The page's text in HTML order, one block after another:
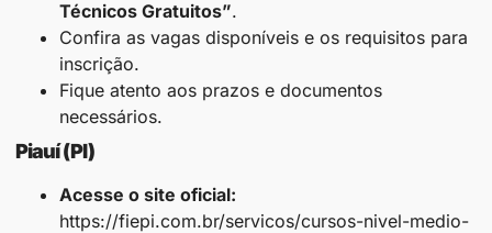
Técnicos Gratuitos”.
Confira as vagas disponíveis e os requisitos para
inscrição.
Fique atento aos prazos e documentos
necessários.
Piauí (PI)
Acesse o site oficial:
https://fiepi.com.br/servicos/cursos-nivel-medio-